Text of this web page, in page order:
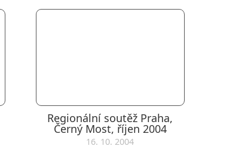
Regionální soutěž Praha,
Černý Most, říjen 2004
16. 10. 2004